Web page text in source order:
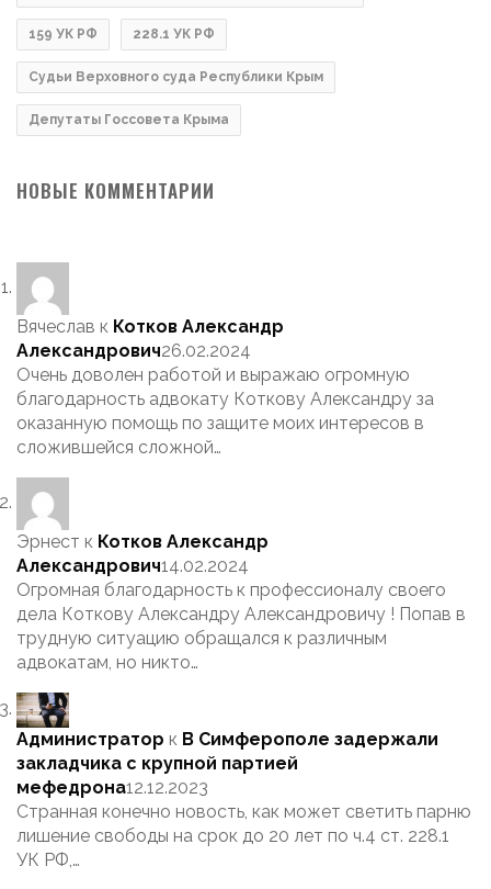
159 УК РФ 228.1 УК РФ
Судьи Верховного суда Республики Крым
Депутаты Госсовета Крыма
НОВЫЕ КОММЕНТАРИИ
Вячеслав к Котков Александр
Александрович26.02.2024
Очень доволен работой и выражаю огромную
благодарность адвокату Коткову Александру за
оказанную помощь по защите моих интересов в
сложившейся сложной…
Эрнест к Котков Александр
Александрович14.02.2024
Огромная благодарность к профессионалу своего
дела Коткову Александру Александровичу ! Попав в
трудную ситуацию обращался к различным
адвокатам, но никто…
Администратор к В Симферополе задержали
закладчика с крупной партией
мефедрона12.12.2023
Странная конечно новость, как может светить парню
лишение свободы на срок до 20 лет по ч.4 ст. 228.1
УК РФ,…